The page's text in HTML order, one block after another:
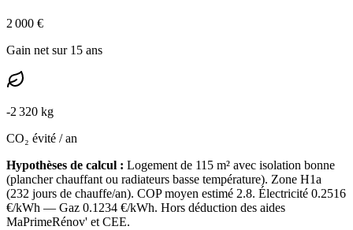
2 000 €
Gain net sur 15 ans
-2 320 kg
CO₂ évité / an
Hypothèses de calcul : Logement de 115 m² avec isolation bonne
(plancher chauffant ou radiateurs basse température). Zone H1a
(232 jours de chauffe/an). COP moyen estimé 2.8. Électricité 0.2516
€/kWh — Gaz 0.1234 €/kWh. Hors déduction des aides
MaPrimeRénov' et CEE.